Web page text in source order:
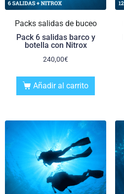
Packs salidas de buceo
Pack 6 salidas barco y
botella con Nitrox
240,00€
Añadir al carrito